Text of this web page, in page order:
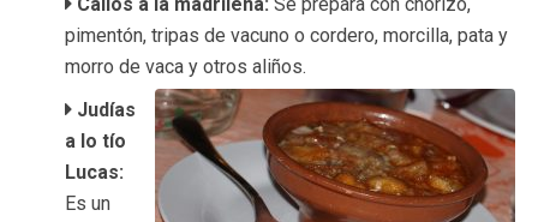
Callos a la madrileña: Se prepara con chorizo,
pimentón, tripas de vacuno o cordero, morcilla, pata y
morro de vaca y otros aliños.
Judías
a lo tío
Lucas:
Es un